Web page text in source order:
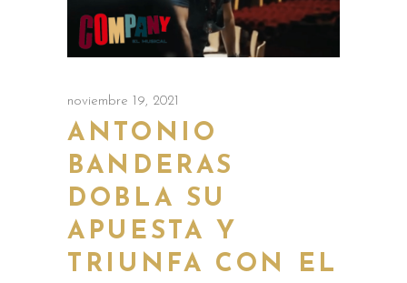
noviembre 19, 2021
ANTONIO
BANDERAS
DOBLA SU
APUESTA Y
TRIUNFA CON EL